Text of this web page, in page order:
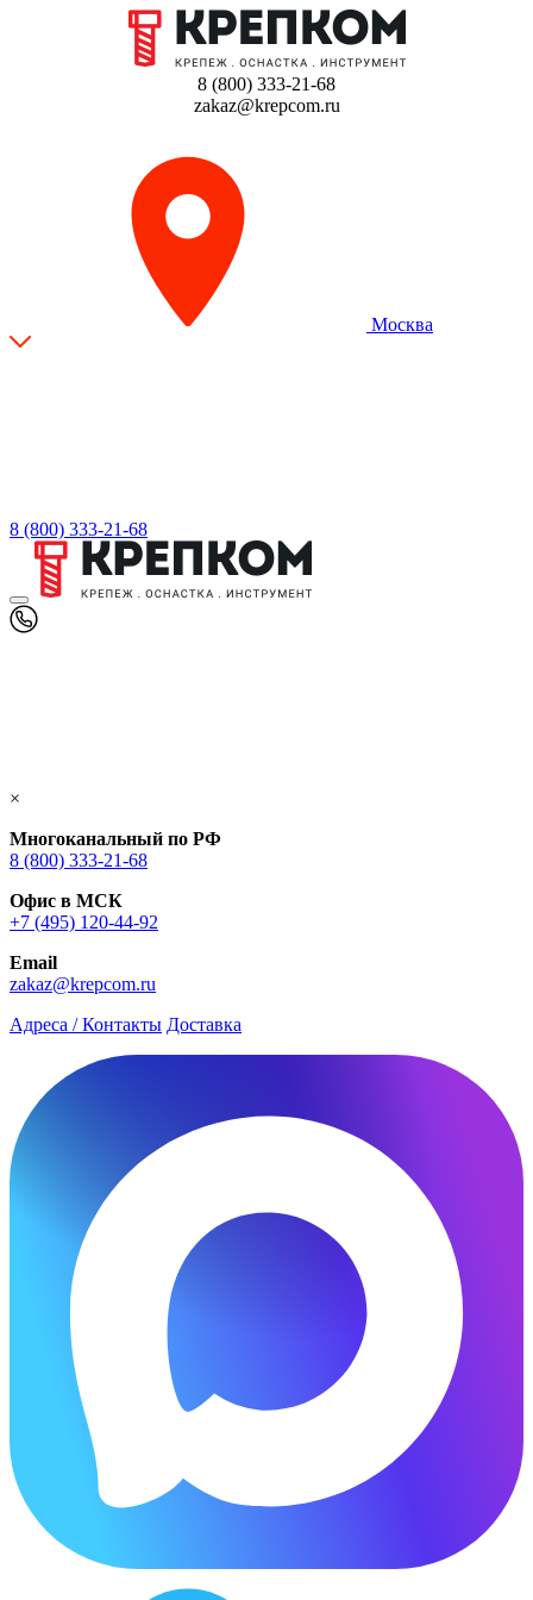
8 (800) 333-21-68
zakaz@krepcom.ru
Москва
8 (800) 333-21-68
×
Многоканальный по РФ
8 (800) 333‑21-68
Офис в МСК
+7 (495) 120-44-92
Email
zakaz@krepcom.ru
Адреса / Контакты Доставка